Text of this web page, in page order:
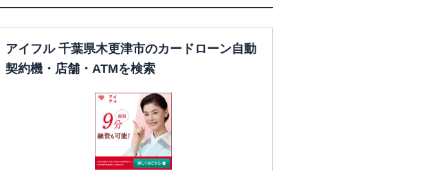
アイフル 千葉県木更津市のカードローン自動
契約機・店舗・ATMを検索